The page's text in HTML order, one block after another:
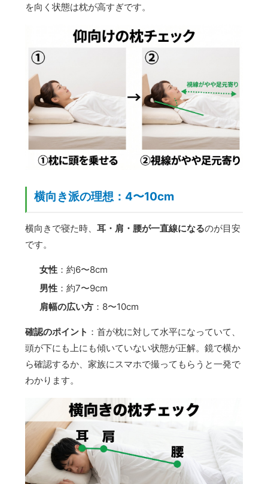
を向く状態は枕が高すぎです。
横向き派の理想：4〜10cm
横向きで寝た時、耳・肩・腰が一直線になるのが目安
です。
女性 ：約6〜8cm
男性 ：約7〜9cm
肩幅の広い方 ：8〜10cm
確認のポイント ：首が枕に対して水平になっていて、
頭が下にも上にも傾いていない状態が正解。鏡で横か
ら確認するか、家族にスマホで撮ってもらうと一発で
わかります。